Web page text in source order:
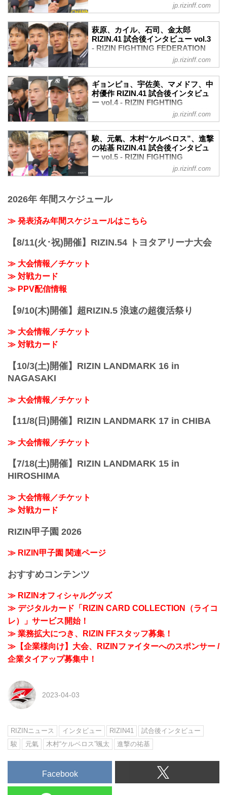
2R 3分21秒 SUB（タップアウト：リアネ
イキッドチョーク）
≫ 試合結果詳細
第8試合／ストラッサー起一 vs. 中村K太
郎
RIZIN ...
芦澤竜誠 試合後インタビュー / RIZIN.41
youtu.be
ーー試合後の率直な感想をお聞かせいた
だけますか。
芦澤 嬉しい！死ぬほど嬉しい！それくら
いやったんで、今回。嬉しいっすね、や
っぱ。練習しなくて勝つ試合って、なん
か「よっしゃ」ぐらいだけど本当に今回
嬉しかったし、まわりの力ポートがあっ
て今回の勝ちにつながったと思...
大阪にて開催されたRIZIN.41大阪大会の
出場選手たちの試合後インタビューを公
開！
中村K太郎 試合後インタビュー /
RIZIN.41
youtu.be
ーー3年ぶりの参戦でKO勝利、試合後の
率直な感想をお聞かせいただけますか。
K太郎 いや、ホッとしましたね。やっぱ
りだいぶ久々だったんで。まあ緊張はい
つもするんでいつも通りだと思うのです
けど、久々というフィルターが自分にか
かって、より緊張してい...
jp.rizinff.com
萩原、カイル、石司、金太郎
RIZIN.41 試合後インタビュー vol.3
- RIZIN FIGHTING FEDERATION
大阪にて開催されたRIZIN.41大阪大会の
出場選手たちの試合後インタビューを公
開！
萩原京平 試合後インタビュー / RIZIN.41
youtu.be
ーー連敗を脱出しました、率直な感想を
お聞かせいただけますか。
萩原 ひと安心ですね「やっと勝てたわ」
って感じです。
たと思うのですが、そこで取りきられな
jp.rizinff.com
ギョンピョ、宇佐美、マメドフ、中
村優作 RIZIN.41 試合後インタビュ
ー vol.4 - RIZIN FIGHTING
FEDERATION オフィシャルサイト
大阪にて開催されたRIZIN.41大阪大会の
出場選手たちの試合後インタビューを公
開！
ので、今日という日を楽しみたい」
youtu.be
だけますか。
的に苦労するものだと思うのですが、自
jp.rizinff.com
駿、元氣、木村“ケルベロス”、進撃
の祐基 RIZIN.41 試合後インタビュ
ー vol.5 - RIZIN FIGHTING
FEDERATION オフィシャルサイト
出場選手たちの試合後インタビューを公
駿「分かりやすくはっきり倒せたのでよ
かった」
駿 試合後インタビュー / RIZIN.41
youtu.be
ーー決まり手は右手だったかと思いま
す。
jp.rizinff.com
2026年 年間スケジュール
≫ 発表済み年間スケジュールはこちら
【8/11(火･祝)開催】RIZIN.54 トヨタアリーナ大会
≫ 大会情報／チケット
≫ 対戦カード
≫ PPV配信情報
【9/10(木)開催】超RIZIN.5 浪速の超復活祭り
≫ 大会情報／チケット
≫ 対戦カード
【10/3(土)開催】RIZIN LANDMARK 16 in
NAGASAKI
≫ 大会情報／チケット
【11/8(日)開催】RIZIN LANDMARK 17 in CHIBA
≫ 大会情報／チケット
【7/18(土)開催】RIZIN LANDMARK 15 in
HIROSHIMA
≫ 大会情報／チケット
≫ 対戦カード
RIZIN甲子園 2026
≫ RIZIN甲子園 関連ページ
おすすめコンテンツ
≫ RIZINオフィシャルグッズ
≫ デジタルカード「RIZIN CARD COLLECTION（ライコ
レ）」サービス開始！
≫ 業務拡大につき、RIZIN FFスタッフ募集！
≫【企業様向け】大会、RIZINファイターへのスポンサー /
企業タイアップ募集中！
2023-04-03
RIZINニュース インタビュー RIZIN41
試合後インタビュー
駿
元氣 木村“ケルベロス”颯太 進撃の祐基
Facebook